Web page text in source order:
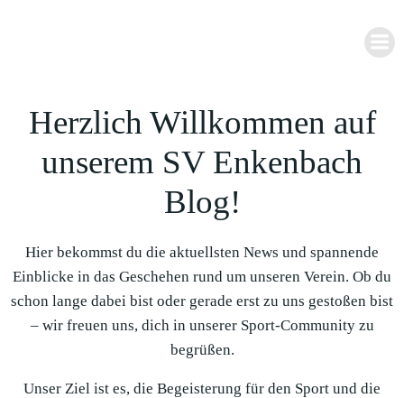
Herzlich Willkommen auf
unserem SV Enkenbach
Blog!
Hier bekommst du die aktuellsten News und spannende
Einblicke in das Geschehen rund um unseren Verein. Ob du
schon lange dabei bist oder gerade erst zu uns gestoßen bist
– wir freuen uns, dich in unserer Sport-Community zu
begrüßen.
Unser Ziel ist es, die Begeisterung für den Sport und die